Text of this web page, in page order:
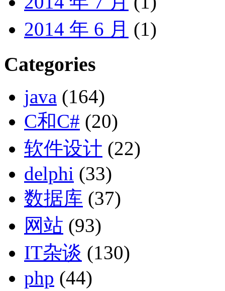
2014 年 6 月 (1)
Categories
java (164)
C和C# (20)
软件设计 (22)
delphi (33)
数据库 (37)
网站 (93)
IT杂谈 (130)
php (44)